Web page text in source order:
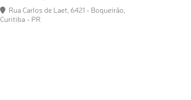
Rua Carlos de Laet, 6421 - Boqueirão,
Curitiba - PR